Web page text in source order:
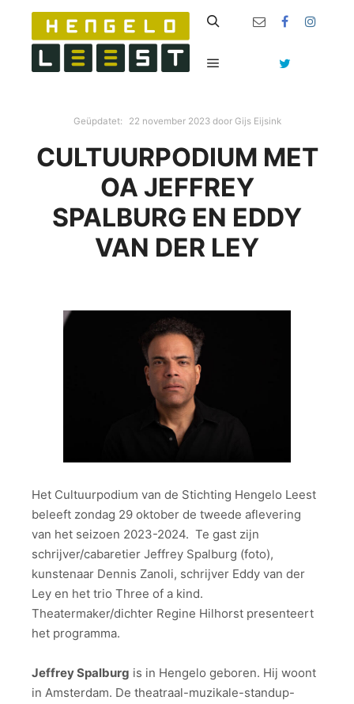
Geüpdatet: 22 november 2023door Gijs Eijsink
CULTUURPODIUM MET
OA JEFFREY
SPALBURG EN EDDY
VAN DER LEY
Het Cultuurpodium van de Stichting Hengelo Leest
beleeft zondag 29 oktober de tweede aflevering
van het seizoen 2023-2024. Te gast zijn
schrijver/cabaretier Jeffrey Spalburg (foto),
kunstenaar Dennis Zanoli, schrijver Eddy van der
Ley en het trio Three of a kind.
Theatermaker/dichter Regine Hilhorst presenteert
het programma.
Jeffrey Spalburg is in Hengelo geboren. Hij woont
in Amsterdam. De theatraal-muzikale-standup-